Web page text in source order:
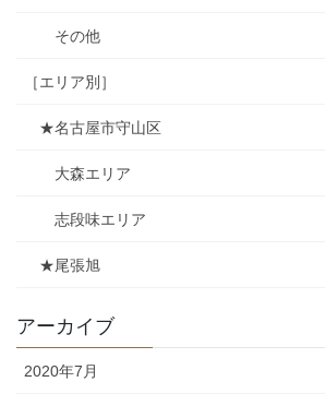
その他
［エリア別］
★名古屋市守山区
大森エリア
志段味エリア
★尾張旭
アーカイブ
2020年7月